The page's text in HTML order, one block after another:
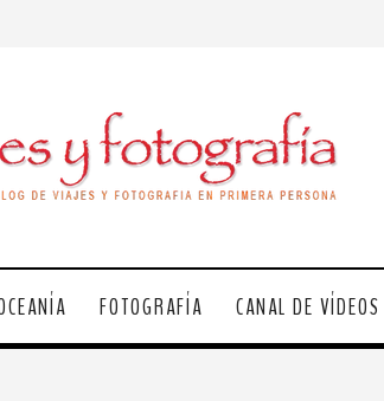
FOTOGRAFÍA CANAL DE VÍDEOS